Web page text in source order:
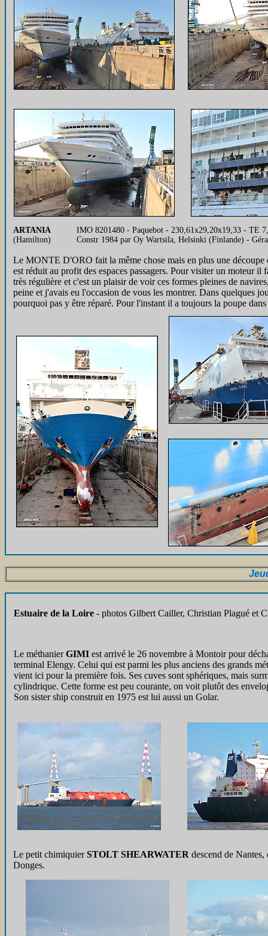
ARTANIA
(Hamilton)
IMO 8201480 - Paquebot - 230,61x29,20x19,33 - TE
Constr 1984 par Oy Wartsila, Helsinki (Finlande) -
Le MONTE D'ORO fait la même chose mais en plus une découpe
est réduit au profit des espaces passagers. Pour visiter un moteur
très régulière et c'est un plaisir de voir ces formes pleines de
peine et j'avais eu l'occasion de vous les montrer. Dans quelques
pourquoi pas y être réparé. Pour l'instant il a toujours la poupe
Estuaire de la Loire - photos Gilbert Cailler, Christian Plagué et
Le méthanierGIMI est arrivé le 26 novembre à Montoir pour
terminal Elengy. Celui qui est parmi les plus anciens des grands
vient ici pour la première fois. Ses cuves sont sphériques, mais
cylindrique. Cette forme est peu courante, on voit plutôt des
Son sister ship construit en 1975 est lui aussi un Golar.
Le petit chimiquierSTOLT SHEARWATER descend de
Donges.